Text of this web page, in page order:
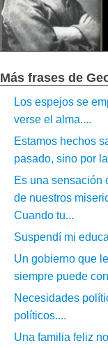
Más frases de
Los espejos se
verse el alma....
Estamos hechos
pasado, sino por
Es una sensación
de nuestros
Cuando tu...
Suspendí mi
Un gobierno que
siempre puede
Necesidades
políticos....
Una familia feliz